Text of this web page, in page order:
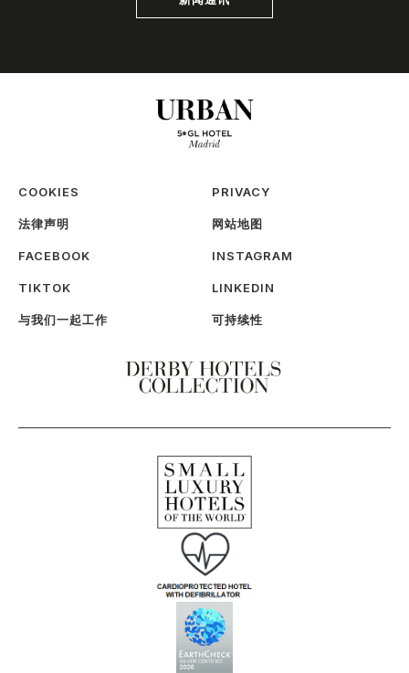
COOKIES PRIVACY
法律声明 网站地图
FACEBOOK INSTAGRAM
TIKTOK LINKEDIN
与我们一起工作 可持续性